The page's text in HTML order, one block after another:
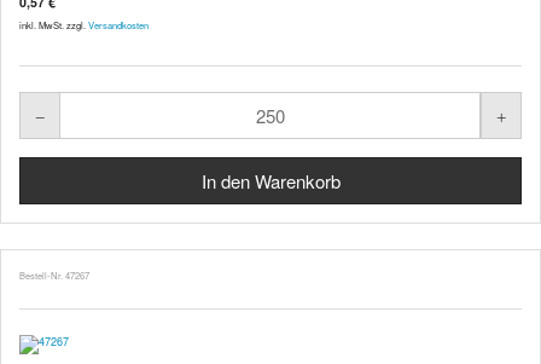
inkl. MwSt. zzgl. Versandkosten
Bestell-Nr. 47267